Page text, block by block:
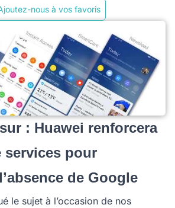
nous à vos favoris
: Huawei renforcera
services pour
de Google
le sujet à l’occasion de nos